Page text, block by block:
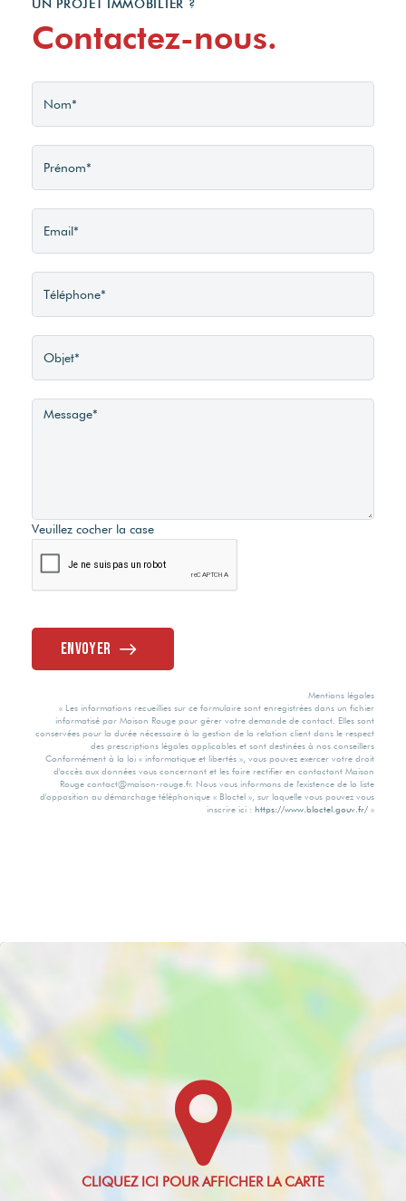
UN PROJET IMMOBILIER ?
Contactez-nous.
Veuillez cocher la case
Envoyer
Mentions légales
« Les informations recueillies sur ce formulaire sont enregistrées dans un fichier
informatisé par Maison Rouge pour gérer votre demande de contact. Elles sont
conservées pour la durée nécessaire à la gestion de la relation client dans le respect
des prescriptions légales applicables et sont destinées à nos conseillers
Conformément à la loi « informatique et libertés », vous pouvez exercer votre droit
d'accès aux données vous concernant et les faire rectifier en contactant Maison
Rouge contact@maison-rouge.fr. Nous vous informons de l'existence de la liste
d'opposition au démarchage téléphonique « Bloctel », sur laquelle vous pouvez vous
inscrire ici : https://www.bloctel.gouv.fr/ »